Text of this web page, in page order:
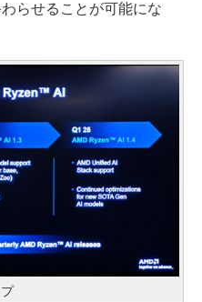
らせることが可能にな